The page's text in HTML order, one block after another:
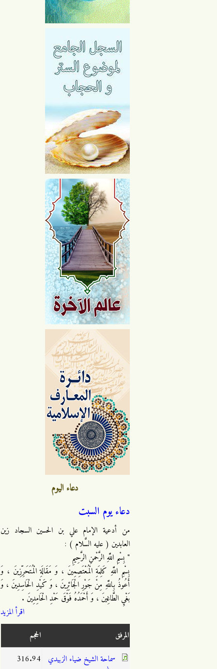
دعاء اليوم
دعاء يوم السبت
من أدعية الإمام علي بن الحسين السجاد زين
العابدين ( عليه السَّلام ) :
" بِسْمِ اللَّهِ الرَّحْمنِ الرَّحِيمِ
بِسْمِ اللَّهِ كَلِمَةِ الْمُعْتَصِمِينَ ، وَ مَقَالَةِ الْمُتَحَرِّزِينَ ، وَ
أَعُوذُ بِاللَّهِ مِنْ جَوْرِ الْجَائِرِينَ ، وَ كَيْدِ الْحَاسِدِينَ ، وَ
بَغْيِ الطَّاغِينَ ، وَ أَحْمَدُهُ فَوْقَ حَمْدِ الْحَامِدِينَ .
اقرأ المزيد
المرفق
الحجم
سماحة الشيخ ضياء الزبيدي 316.94